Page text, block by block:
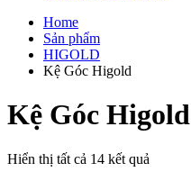
Home
Sản phẩm
HIGOLD
Kệ Góc Higold
Kệ Góc Higold
Hiển thị tất cả 14 kết quả